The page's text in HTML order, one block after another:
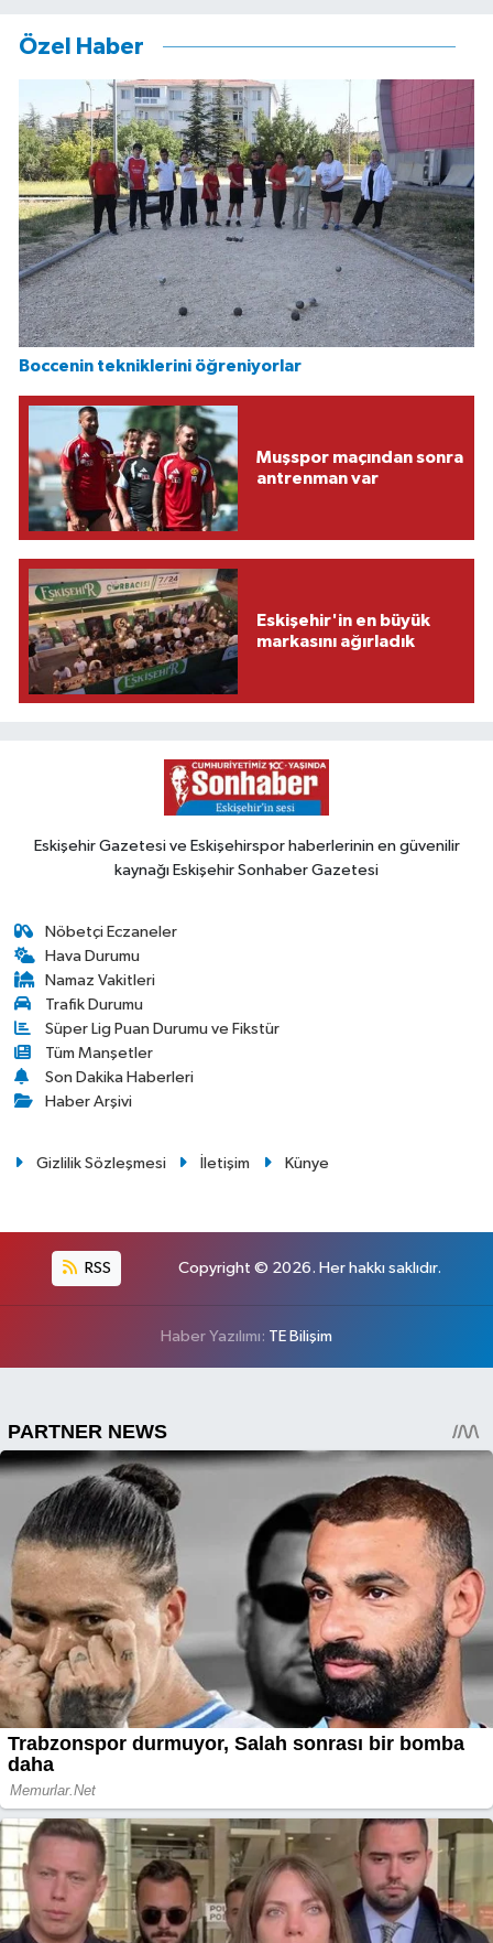
Özel Haber
Boccenin tekniklerini öğreniyorlar
Muşspor maçından sonra
antrenman var
Eskişehir'in en büyük
markasını ağırladık
Eskişehir Gazetesi ve Eskişehirspor haberlerinin en güvenilir
kaynağı Eskişehir Sonhaber Gazetesi
Nöbetçi Eczaneler
Hava Durumu
Namaz Vakitleri
Trafik Durumu
Süper Lig Puan Durumu ve Fikstür
Tüm Manşetler
Son Dakika Haberleri
Haber Arşivi
Gizlilik Sözleşmesi İletişim Künye
RSS Copyright © 2026. Her hakkı saklıdır.
Haber Yazılımı: TE Bilişim